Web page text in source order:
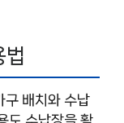
구 배치와 수납